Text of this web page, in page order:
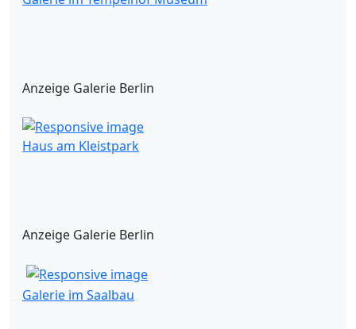
Anzeige Galerie Berlin
Haus am Kleistpark
Anzeige Galerie Berlin
Galerie im Saalbau